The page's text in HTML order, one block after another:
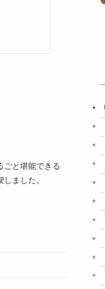
ごと堪能できる
ました。